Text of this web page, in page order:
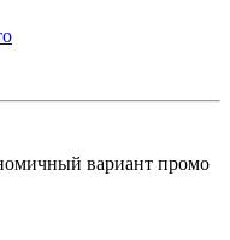
вариант промо